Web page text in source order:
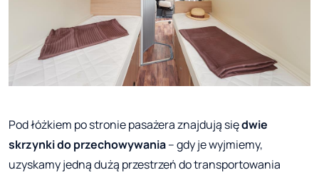
Pod łóżkiem po stronie pasażera znajdują siędwie
skrzynki do przechowywania– gdy je wyjmiemy,
uzyskamy jedną dużą przestrzeń do transportowania